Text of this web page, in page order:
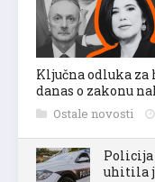
Ključna odluka za
danas o zakonu
Ostale novosti
Policija
uhitila